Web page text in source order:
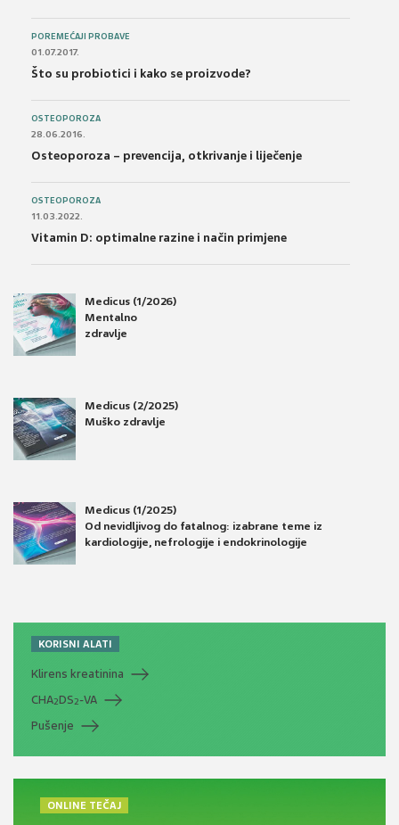
POREMEĆAJI PROBAVE
01.07.2017.
Što su probiotici i kako se proizvode?
OSTEOPOROZA
28.06.2016.
Osteoporoza – prevencija, otkrivanje i liječenje
OSTEOPOROZA
11.03.2022.
Vitamin D: optimalne razine i način primjene
Medicus (1/2026)
Mentalno
zdravlje
Medicus (2/2025)
Muško zdravlje
Medicus (1/2025)
Od nevidljivog do fatalnog: izabrane teme iz
kardiologije, nefrologije i endokrinologije
KORISNI ALATI
Klirens kreatinina
CHA2DS2-VA
Pušenje
ONLINE TEČAJ